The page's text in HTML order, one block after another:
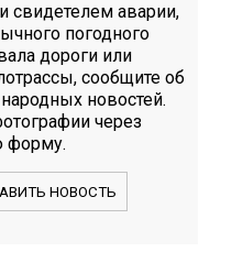
свидетелем аварии,
погодного
дороги или
сообщите об
новостей.
через
форму.
НОВОСТЬ